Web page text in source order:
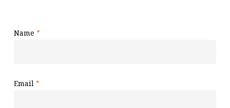
Name *
Email *